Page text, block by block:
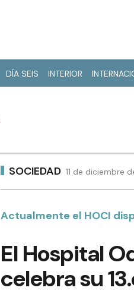
DÍA SEIS INTERIOR
SOCIEDAD 11 de diciembre
Actualmente el HOCI
El Hospital
celebra su